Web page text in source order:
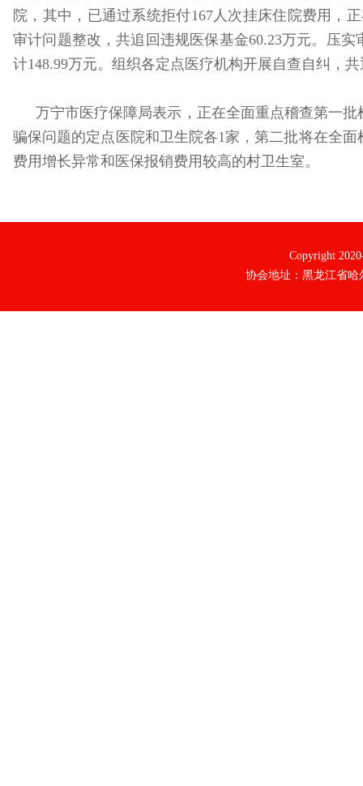
院，其中，已通过系统拒付167人次挂床住院费用，
审计问题整改，共追回违规医保基金60.23万元。压
计148.99万元。组织各定点医疗机构开展自查自纠，
万宁市医疗保障局表示，正在全面重点稽查第一
骗保问题的定点医院和卫生院各1家，第二批将在全
费用增长异常和医保报销费用较高的村卫生室。
Copyright
协会地址：黑龙江省哈